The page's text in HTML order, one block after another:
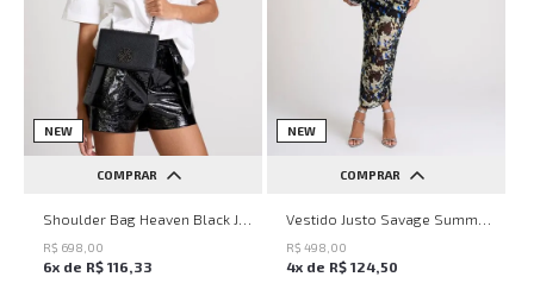
NEW
COMPRAR
UN
R$ 698 00
6x de R$ 116,33
NEW
COMPRAR
PP P M G
R$ 498 00
4x de R$ 124,50